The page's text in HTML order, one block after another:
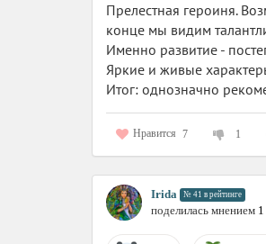
Прелестная героиня.
конце мы видим
Именно развитие -
Яркие и живые
Итог: однозначно
Нравится 7 1
Irida № 41 в рейтинге
поделилась мнением